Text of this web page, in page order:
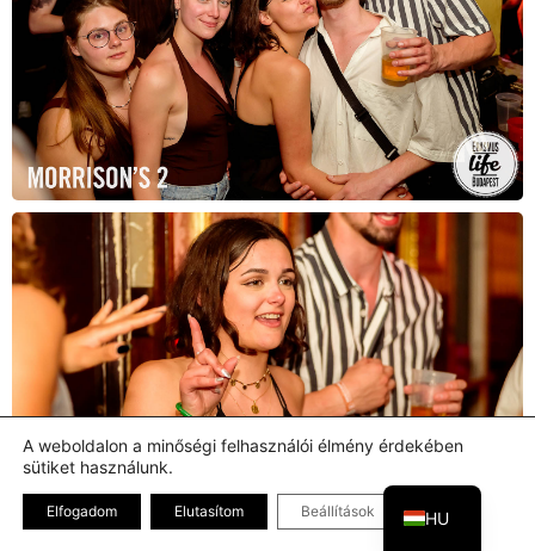
A weboldalon a minőségi felhasználói élmény érdekében
sütiket használunk.
Elfogadom Elutasítom Beállítások Bezárás
HU